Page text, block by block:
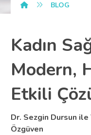
BLOG
Kadın
Modern,
Etkili
Dr. Sezgin Dursun
Özgüven